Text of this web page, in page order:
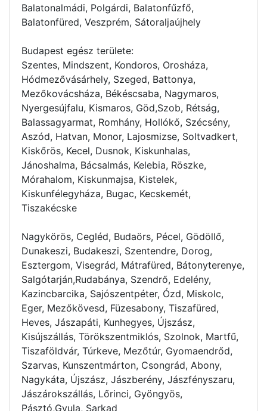
Balatonalmádi, Polgárdi, Balatonfűzfő,
Balatonfüred, Veszprém, Sátoraljaújhely
Budapest egész területe:
Szentes, Mindszent, Kondoros, Orosháza,
Hódmezővásárhely, Szeged, Battonya,
Mezőkovácsháza, Békéscsaba, Nagymaros,
Nyergesújfalu, Kismaros, Göd,Szob, Rétság,
Balassagyarmat, Romhány, Hollókő, Szécsény,
Aszód, Hatvan, Monor, Lajosmizse, Soltvadkert,
Kiskőrös, Kecel, Dusnok, Kiskunhalas,
Jánoshalma, Bácsalmás, Kelebia, Röszke,
Mórahalom, Kiskunmajsa, Kistelek,
Kiskunfélegyháza, Bugac, Kecskemét,
Tiszakécske
Nagykörös, Cegléd, Budaörs, Pécel, Gödöllő,
Dunakeszi, Budakeszi, Szentendre, Dorog,
Esztergom, Visegrád, Mátrafüred, Bátonyterenye,
Salgótarján,Rudabánya, Szendrő, Edelény,
Kazincbarcika, Sajószentpéter, Ózd, Miskolc,
Eger, Mezőkövesd, Füzesabony, Tiszafüred,
Heves, Jászapáti, Kunhegyes, Újszász,
Kisújszállás, Törökszentmiklós, Szolnok, Martfű,
Tiszaföldvár, Túrkeve, Mezőtúr, Gyomaendrőd,
Szarvas, Kunszentmárton, Csongrád, Abony,
Nagykáta, Újszász, Jászberény, Jászfényszaru,
Jászárokszállás, Lőrinci, Gyöngyös,
Pásztó,Gyula, Sarkad